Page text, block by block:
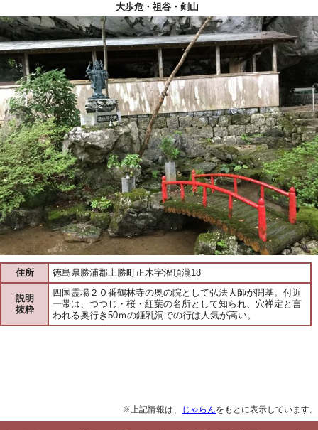
大歩危・祖谷・剣山
住所 徳島県勝浦郡上勝町正木字灌頂瀧18
説明
抜粋
四国霊場２０番鶴林寺の奥の院として弘法大師が開基。付近
一帯は、つつじ・桜・紅葉の名所として知られ、穴禅定と言
われる奥行き50ｍの鍾乳洞での行は人気が高い。
※上記情報は、 じゃらんをもとに表示しています。